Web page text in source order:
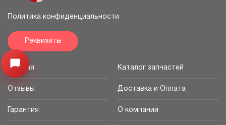
Открыть меню
Политика конфиденциальности
Реквизиты
Главная Каталог запчастей
Отзывы Доставка и Оплата
Гарантия О компании